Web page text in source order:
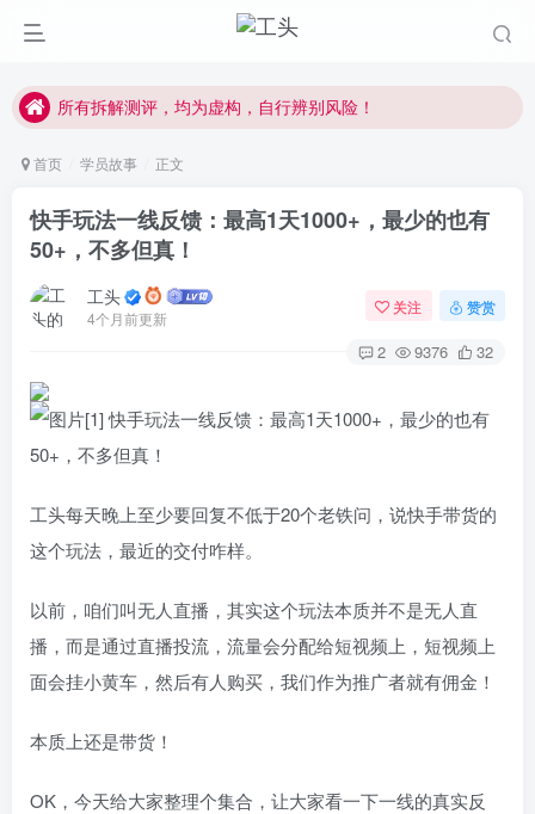
每天学习30分钟，提升互联网认知！
副业学习，请先学习公开内容，注意防骗。
首页 学员故事 正文
快手玩法一线反馈：最高1天1000+，最少的也有
50+，不多但真！
工头
4个月前更新
关注 赞赏
2 9376 32
工头每天晚上至少要回复不低于20个老铁问，说快手带货的
这个玩法，最近的交付咋样。
以前，咱们叫无人直播，其实这个玩法本质并不是无人直
播，而是通过直播投流，流量会分配给短视频上，短视频上
面会挂小黄车，然后有人购买，我们作为推广者就有佣金！
本质上还是带货！
OK，今天给大家整理个集合，让大家看一下一线的真实反